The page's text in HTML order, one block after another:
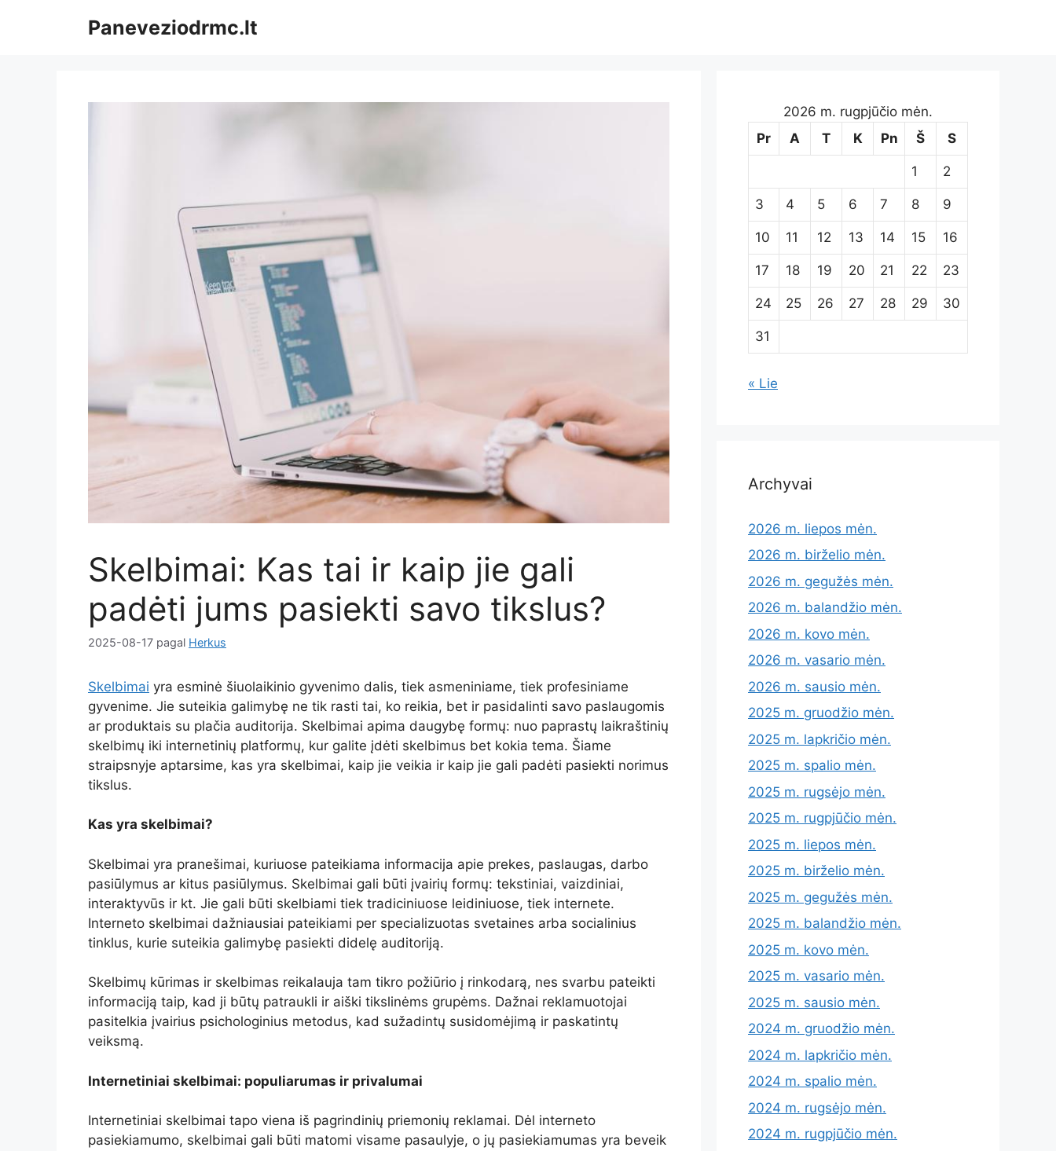
Paneveziodrmc.lt
Skelbimai: Kas tai ir kaip jie gali
padėti jums pasiekti savo tikslus?
2025-08-17 pagal Herkus
Skelbimai yra esminė šiuolaikinio gyvenimo dalis, tiek asmeniniame, tiek profesiniame
gyvenime. Jie suteikia galimybę ne tik rasti tai, ko reikia, bet ir pasidalinti savo paslaugomis
ar produktais su plačia auditorija. Skelbimai apima daugybę formų: nuo paprastų laikraštinių
skelbimų iki internetinių platformų, kur galite įdėti skelbimus bet kokia tema. Šiame
straipsnyje aptarsime, kas yra skelbimai, kaip jie veikia ir kaip jie gali padėti pasiekti norimus
tikslus.
Kas yra skelbimai?
Skelbimai yra pranešimai, kuriuose pateikiama informacija apie prekes, paslaugas, darbo
pasiūlymus ar kitus pasiūlymus. Skelbimai gali būti įvairių formų: tekstiniai, vaizdiniai,
interaktyvūs ir kt. Jie gali būti skelbiami tiek tradiciniuose leidiniuose, tiek internete.
Interneto skelbimai dažniausiai pateikiami per specializuotas svetaines arba socialinius
tinklus, kurie suteikia galimybę pasiekti didelę auditoriją.
Skelbimų kūrimas ir skelbimas reikalauja tam tikro požiūrio į rinkodarą, nes svarbu pateikti
informaciją taip, kad ji būtų patraukli ir aiški tikslinėms grupėms. Dažnai reklamuotojai
pasitelkia įvairius psichologinius metodus, kad sužadintų susidomėjimą ir paskatintų
veiksmą.
Internetiniai skelbimai: populiarumas ir privalumai
Internetiniai skelbimai tapo viena iš pagrindinių priemonių reklamai. Dėl interneto
pasiekiamumo, skelbimai gali būti matomi visame pasaulyje, o jų pasiekiamumas yra beveik
2026 m. rugpjūčio mėn.
Pr
A T K Pn Š S
1 2
3 4 5 6 7 8 9
10 11 12 13 14 15 16
17 18 19 20 21 22 23
24 25 26 27 28 29 30
31
« Lie
Archyvai
2026 m. liepos mėn.
2026 m. birželio mėn.
2026 m. gegužės mėn.
2026 m. balandžio mėn.
2026 m. kovo mėn.
2026 m. vasario mėn.
2026 m. sausio mėn.
2025 m. gruodžio mėn.
2025 m. lapkričio mėn.
2025 m. spalio mėn.
2025 m. rugsėjo mėn.
2025 m. rugpjūčio mėn.
2025 m. liepos mėn.
2025 m. birželio mėn.
2025 m. gegužės mėn.
2025 m. balandžio mėn.
2025 m. kovo mėn.
2025 m. vasario mėn.
2025 m. sausio mėn.
2024 m. gruodžio mėn.
2024 m. lapkričio mėn.
2024 m. spalio mėn.
2024 m. rugsėjo mėn.
2024 m. rugpjūčio mėn.